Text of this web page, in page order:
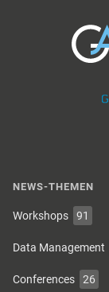
NEWS-THEMEN
Workshops 91
Data Management
Conferences 26